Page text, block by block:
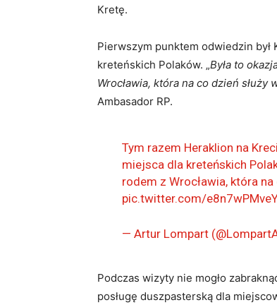
Kretę.
Pierwszym punktem odwiedzin
kreteńskich Polaków. „Była to
Wrocławia, która na co dzień
Ambasador RP.
Tym razem Heraklion na
miejsca dla kreteńskich
rodem z Wrocławia, która
pic.twitter.com/
— Artur Lompart
Podczas wizyty nie mogło
posługę duszpasterską dla